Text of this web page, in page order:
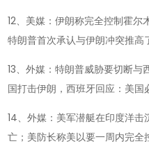
12、美媒：伊朗称完全控制霍尔
特朗普首次承认与伊朗冲突推高
13、外媒：特朗普威胁要切断
国打击伊朗，西班牙回应：美国
14、外媒：美军潜艇在印度洋
亡；美防长称美以要一周内完全